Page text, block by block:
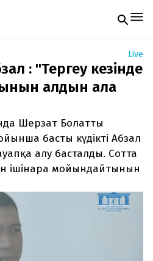
ай сайын электронды
Жаңа нөмір
Тек email
жібереміз.
Live
: "Тергеу кезінде
алдын ала
Шерзат Болатты
басты күдікті Абзал
алу басталды. Сотта
ішінара мойындайтынын